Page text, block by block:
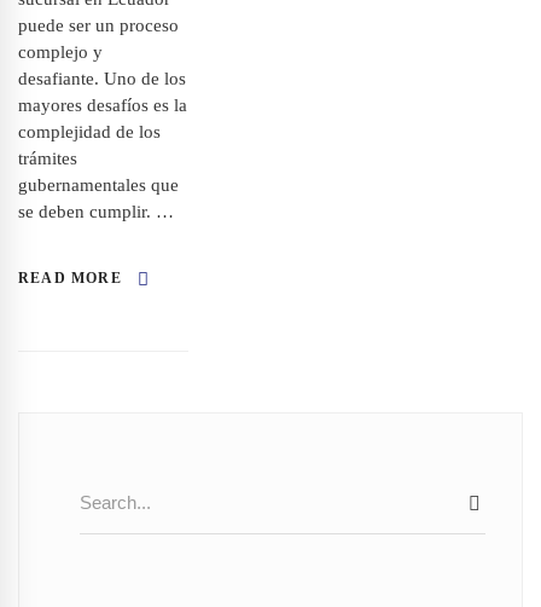
puede ser un proceso
complejo y
desafiante. Uno de los
mayores desafíos es la
complejidad de los
trámites
gubernamentales que
se deben cumplir. …
READ MORE
for: